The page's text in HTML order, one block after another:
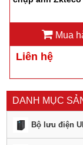
Mua
Liên hệ
DANH MỤC
Bộ lưu điện